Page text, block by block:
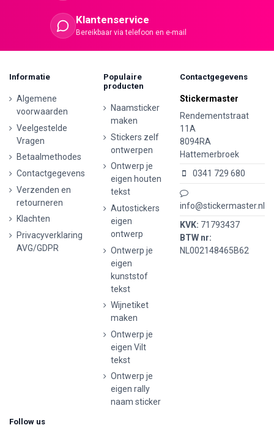
Klantenservice
Bereikbaar via telefoon en e-mail
Informatie
Algemene
voorwaarden
Veelgestelde
Vragen
Betaalmethodes
Contactgegevens
Verzenden en
retourneren
Klachten
Privacyverklaring
AVG/GDPR
Populaire
producten
Naamsticker
maken
Stickers zelf
ontwerpen
Ontwerp je
eigen houten
tekst
Autostickers
eigen
ontwerp
Ontwerp je
eigen
kunststof
tekst
Wijnetiket
maken
Ontwerp je
eigen Vilt
tekst
Ontwerp je
eigen rally
naam sticker
Contactgegevens
Stickermaster
Rendementstraat
11A
8094RA
Hattemerbroek
0341 729 680
info@stickermaster.nl
KVK: 71793437
BTW nr:
NL002148465B62
Follow us